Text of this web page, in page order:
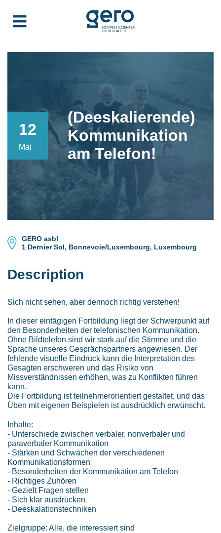
12
Mai
(Deeskalierende)
Kommunikation
am Telefon!
GERO asbl
1 Dernier Sol, Bonnevoie/Luxembourg, Luxembourg
Description
Sich nicht sehen, aber dennoch richtig verstehen!
In dieser eintägigen Fortbildung liegt der Schwerpunkt auf
den Besonderheiten der telefonischen Kommunikation.
Ohne Bildtelefon sind wir stark auf die Stimme und die
Sprache unseres Gesprächspartners angewiesen. Der
fehlende visuelle Eindruck kann die Interpretation des
Gesagten erschweren und das Risiko von
Missverständnissen erhöhen, was zu Konflikten führen
kann.
Die Fortbildung ist teilnehmerorientiert gestaltet, und das
Üben mit eigenen Beispielen ist ausdrücklich erwünscht.
Inhalte:
- Unterschiede zwischen verbaler, nonverbaler und
paraverbaler Kommunikation
- Stärken und Schwächen der verschiedenen
Kommunikationsformen
- Besonderheiten der Kommunikation am Telefon
- Richtiges Zuhören
- Gezielt Fragen stellen
- Sich klar ausdrücken
- Deeskalationstechniken
Zielgruppe: Alle, die interessiert sind